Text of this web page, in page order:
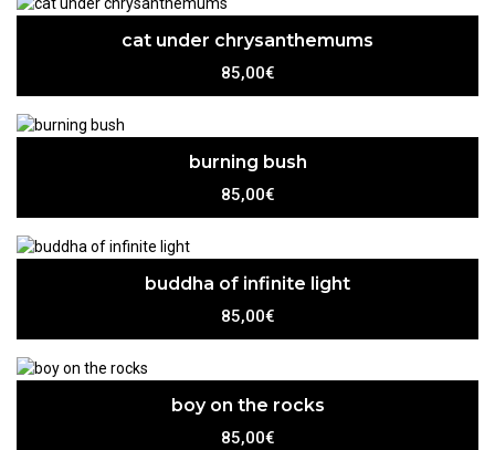
cat under chrysanthemums
85,00€
burning bush
85,00€
buddha of infinite light
85,00€
boy on the rocks
85,00€